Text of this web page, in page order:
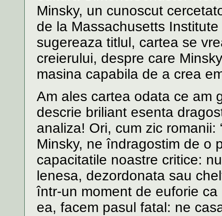
Minsky, un cunoscut
de la Massachusetts
sugereaza titlul, cartea se
creierului, despre care
masina capabila de a crea
Am ales cartea odata ce am
descrie briliant esenta
analiza! Ori, cum zic romanii:
Minsky, ne îndragostim de o
capacitatile noastre critice:
lenesa, dezordonata sau
într-un moment de euforie
ea, facem pasul fatal: ne